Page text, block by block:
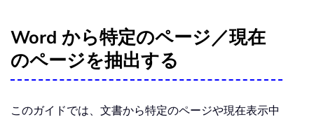
Word から特定のページ／現在
のページを抽出する
このガイドでは、文書から特定のページや現在表示中